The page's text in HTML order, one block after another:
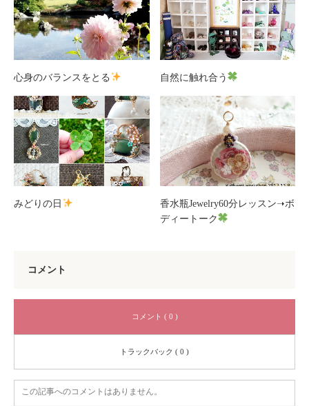
心身のバランスをとる 自然に触れ合う
みどりの日
香水瓶Jewelry60分レッスン➝ボ
ディートーク
コメント
コメント ( 0 )
トラックバック ( 0 )
この記事へのコメントはありません。